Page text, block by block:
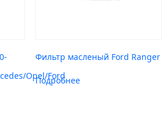
Opel/Ford
Фильтр масленый Ford Ranger
Подробнее